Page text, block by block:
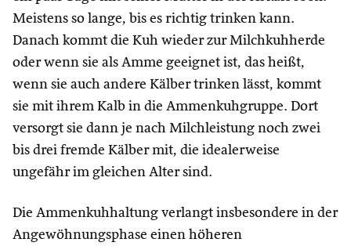
Meistens so lange, bis es richtig trinken kann.
Danach kommt die Kuh wieder zur Milchkuhherde
oder wenn sie als Amme geeignet ist, das heißt,
wenn sie auch andere Kälber trinken lässt, kommt
sie mit ihrem Kalb in die Ammenkuhgruppe. Dort
versorgt sie dann je nach Milchleistung noch zwei
bis drei fremde Kälber mit, die idealerweise
ungefähr im gleichen Alter sind.
Die Ammenkuhhaltung verlangt insbesondere in der
Angewöhnungsphase einen höheren